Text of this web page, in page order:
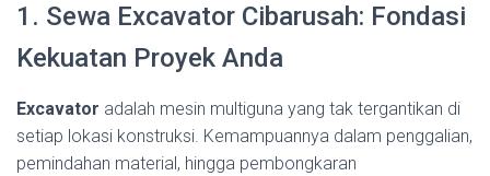
1. Sewa Excavator Cibarusah: Fondasi
Kekuatan Proyek Anda
Excavator adalah mesin multiguna yang tak tergantikan di
setiap lokasi konstruksi. Kemampuannya dalam penggalian,
pemindahan material, hingga pembongkaran